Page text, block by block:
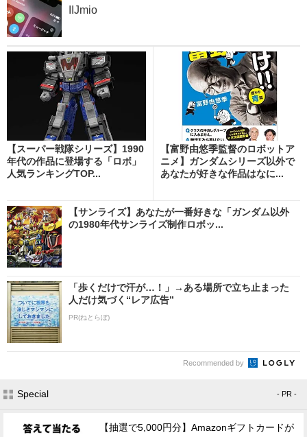
IIJmio
【スーパー戦隊シリーズ】1990
年代の作品に登場する「ロボ」
人気ランキングTOP...
【富野由悠季監督のロボットア
ニメ】ガンダムシリーズ以外で
あなたが好きな作品はなに...
【サンライズ】あなたが一番好きな「ガンダム以外
の1980年代サンライズ制作ロボッ...
「歩くだけで汗が…！」→ある場所で立ち止まった
人だけ気づく“レア広告”
PR(ねとらぼ)
Recommended by
Special - PR -
【抽選で5,000円分】Amazonギフトカードが